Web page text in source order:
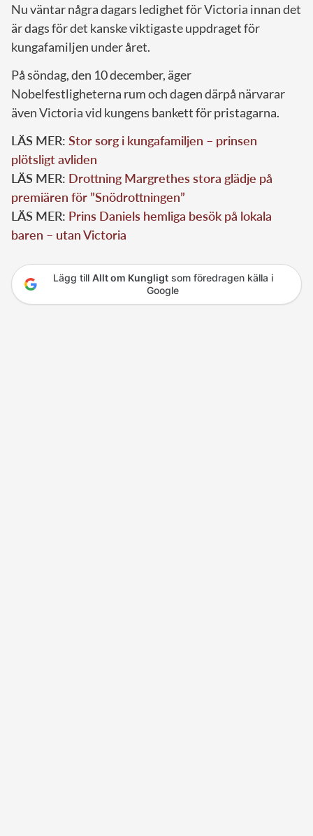
Nu väntar några dagars ledighet för Victoria innan det
är dags för det kanske viktigaste uppdraget för
kungafamiljen under året.
På söndag, den 10 december, äger
Nobelfestligheterna rum och dagen därpå närvarar
även Victoria vid kungens bankett för pristagarna.
LÄS MER: Stor sorg i kungafamiljen – prinsen
plötsligt avliden
LÄS MER: Drottning Margrethes stora glädje på
premiären för ”Snödrottningen”
LÄS MER: Prins Daniels hemliga besök på lokala
baren – utan Victoria
Lägg till Allt om Kungligtsom föredragen källa i
Google